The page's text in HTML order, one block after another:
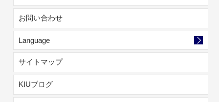
お問い合わせ
Language
サイトマップ
KIUブログ